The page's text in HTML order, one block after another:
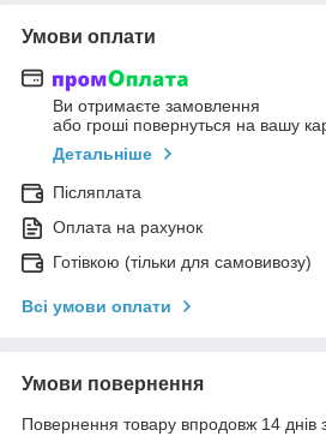
Умови оплати
Ви отримаєте замовлення
або гроші повернуться на вашу
Детальніше
Післяплата
Оплата на рахунок
Готівкою (тільки для самовивозу)
Всі умови оплати
Умови повернення
Повернення товару впродовж 14 днів